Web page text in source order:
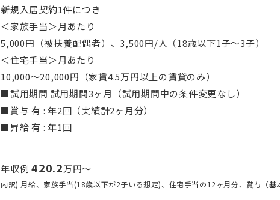
新規入居契約1件につき
＜家族手当＞月あたり
5,000円（被扶養配偶者）、3,500円/人（18歳以下1子〜3子）
＜住宅手当＞月あたり
10,000～20,000円（家賃4.5万円以上の賃貸のみ）
■試用期間 試用期間3ヶ月（試用期間中の条件変更なし）
■賞与 有 : 年2回（実績計2ヶ月分）
■昇給 有 : 年1回
年収例 420.2万円〜
内訳) 月給、家族手当(18歳以下が2子いる想定)、住宅手当の12ヶ月分、賞与（基